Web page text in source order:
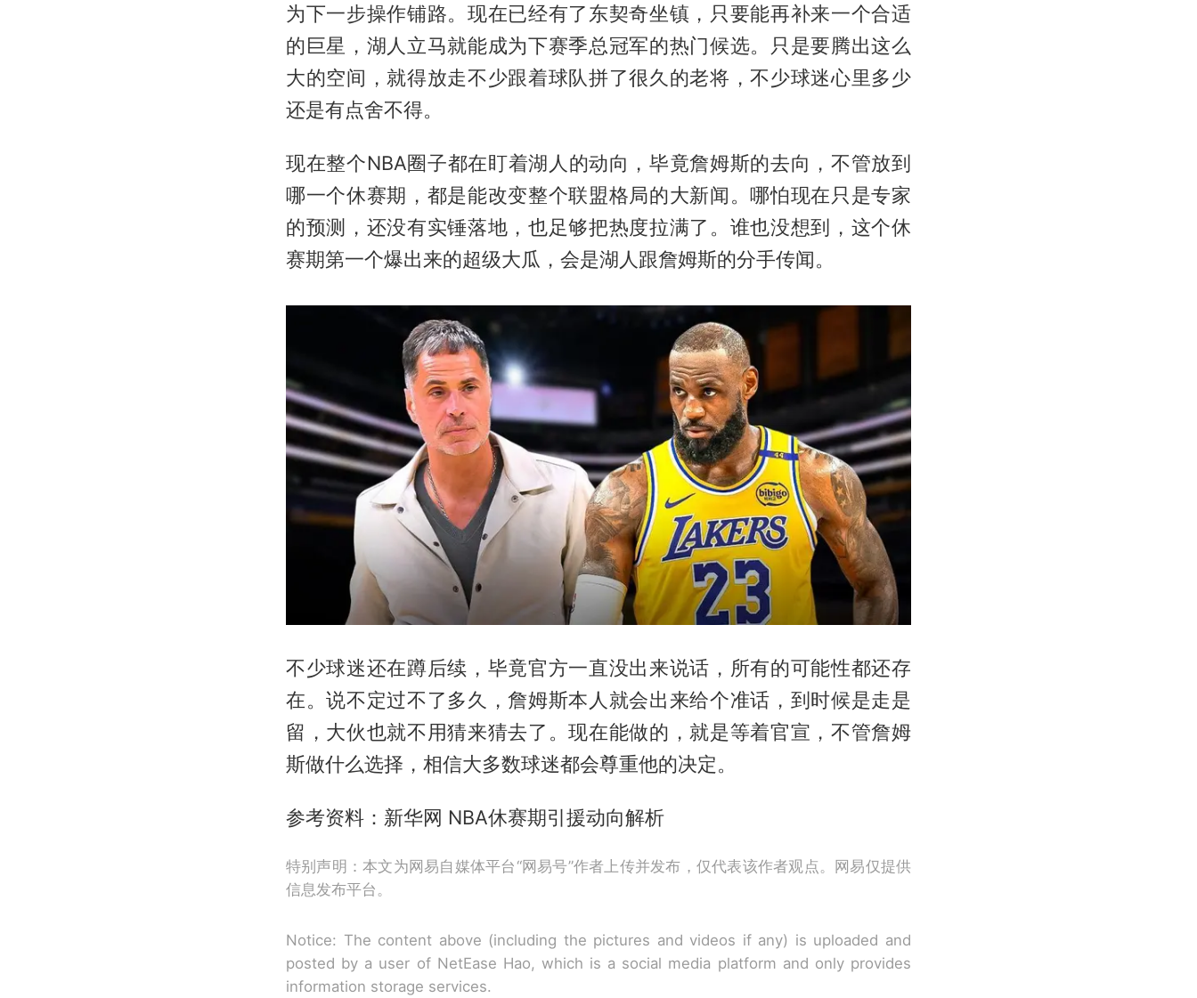
为下一步操作铺路。现在已经有了东契奇坐镇，只要能再补来一个合适
的巨星，湖人立马就能成为下赛季总冠军的热门候选。只是要腾出这么
大的空间，就得放走不少跟着球队拼了很久的老将，不少球迷心里多少
还是有点舍不得。
现在整个NBA圈子都在盯着湖人的动向，毕竟詹姆斯的去向，不管放到
哪一个休赛期，都是能改变整个联盟格局的大新闻。哪怕现在只是专家
的预测，还没有实锤落地，也足够把热度拉满了。谁也没想到，这个休
赛期第一个爆出来的超级大瓜，会是湖人跟詹姆斯的分手传闻。
不少球迷还在蹲后续，毕竟官方一直没出来说话，所有的可能性都还存
在。说不定过不了多久，詹姆斯本人就会出来给个准话，到时候是走是
留，大伙也就不用猜来猜去了。现在能做的，就是等着官宣，不管詹姆
斯做什么选择，相信大多数球迷都会尊重他的决定。
参考资料：新华网 NBA休赛期引援动向解析
特别声明：本文为网易自媒体平台“网易号”作者上传并发布，仅代表该作者观点。网易仅提供
信息发布平台。
Notice: The content above (including the pictures and videos if any) is uploaded and
posted by a user of NetEase Hao, which is a social media platform and only provides
information storage services.